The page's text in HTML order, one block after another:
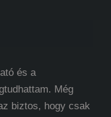
és a
Még
biztos, hogy csak